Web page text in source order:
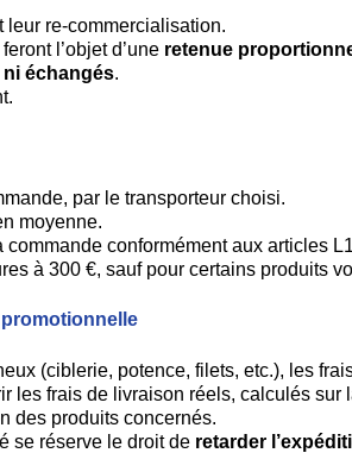
leur re-commercialisation.
l’objet d’une retenue
échangés.
par le transporteur choisi.
moyenne.
conformément aux articles
à 300 €, sauf pour certains produits
(ciblerie, potence, filets, etc.), les
les frais de livraison réels, calculés sur
des produits concernés.
se réserve le droit de retarder